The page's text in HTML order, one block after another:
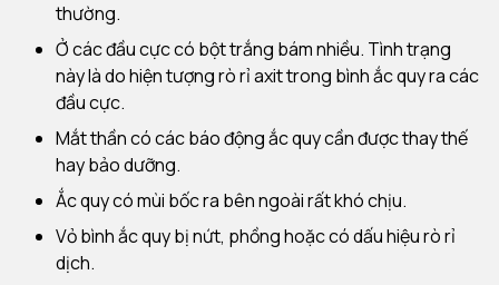
thường.
Ở các đầu cực có bột trắng bám nhiều. Tình trạng
này là do hiện tượng rò rỉ axit trong bình ắc quy ra các
đầu cực.
Mắt thần có các báo động ắc quy cần được thay thế
hay bảo dưỡng.
Ắc quy có mùi bốc ra bên ngoài rất khó chịu.
Vỏ bình ắc quy bị nứt, phồng hoặc có dấu hiệu rò rỉ
dịch.